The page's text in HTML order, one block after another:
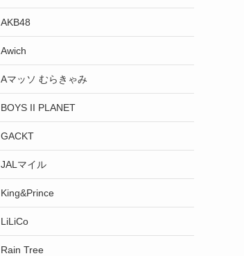
AKB48
Awich
Aマッソ むらきゃみ
BOYS II PLANET
GACKT
JALマイル
King&Prince
LiLiCo
Rain Tree